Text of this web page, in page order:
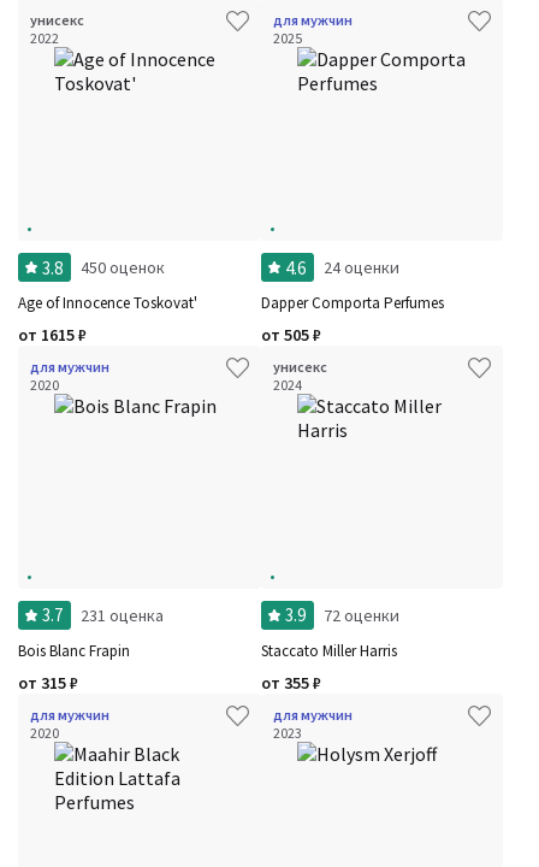
унисекс
2022
3.8 450 оценок
Age of Innocence Toskovat'
от 1615₽
для мужчин
2025
4.6 24 оценки
Dapper Comporta Perfumes
от 505₽
для мужчин
2020
3.7 231 оценка
Bois Blanc Frapin
от 315₽
унисекс
2024
3.9 72 оценки
Staccato Miller Harris
от 355₽
для мужчин
2020
для мужчин
2023